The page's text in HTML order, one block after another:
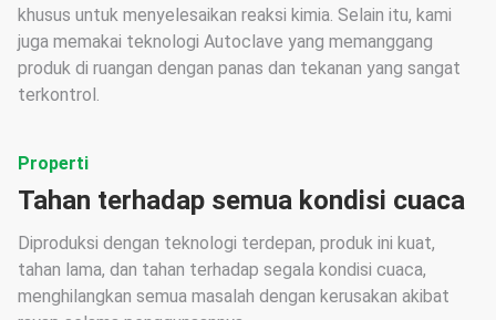
khusus untuk menyelesaikan reaksi kimia. Selain itu, kami
juga memakai teknologi Autoclave yang memanggang
produk di ruangan dengan panas dan tekanan yang sangat
terkontrol.
Properti
Tahan terhadap semua kondisi cuaca
Diproduksi dengan teknologi terdepan, produk ini kuat,
tahan lama, dan tahan terhadap segala kondisi cuaca,
menghilangkan semua masalah dengan kerusakan akibat